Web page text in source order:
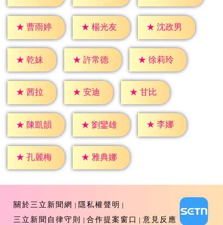
★ 曹雨婷 ★ 楊光友 ★ 沈政男
★ 乾妹 ★ 許常德 ★ 徐莉玲
★ 茜拉 ★ 安迪 ★ 甘比
★ 陳凱韻 ★ 劉鑾雄 ★ 李娜
★ 孔麗梅 ★ 雅典娜
關於三立新聞網
隱私權聲明
三立新聞自律守則
合作提案窗口 意見反應